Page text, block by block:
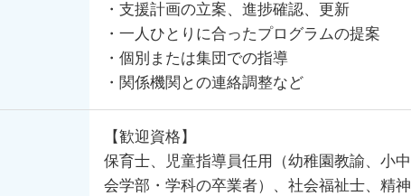
・支援計画の立案、進捗確認、更新
・一人ひとりに合ったプログラムの提案
・個別または集団での指導
・関係機関との連絡調整など
【歓迎資格】
保育士、児童指導員任用（幼稚園教諭、小
会学部・学科の卒業者）、社会福祉士、精